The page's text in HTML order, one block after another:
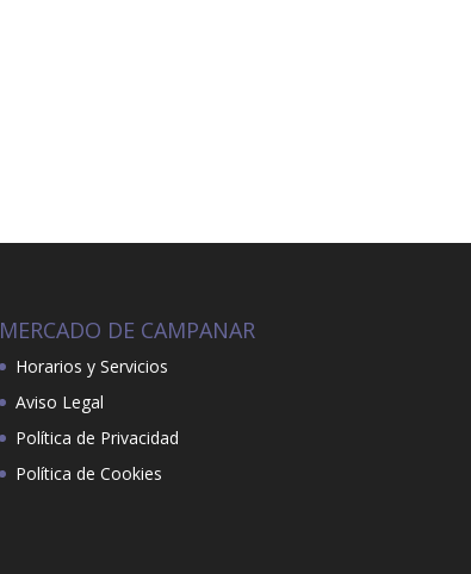
MERCADO DE CAMPANAR
Horarios y Servicios
Aviso Legal
Política de Privacidad
Política de Cookies